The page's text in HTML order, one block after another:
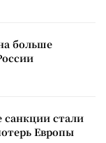
больше
санкции стали
Европы